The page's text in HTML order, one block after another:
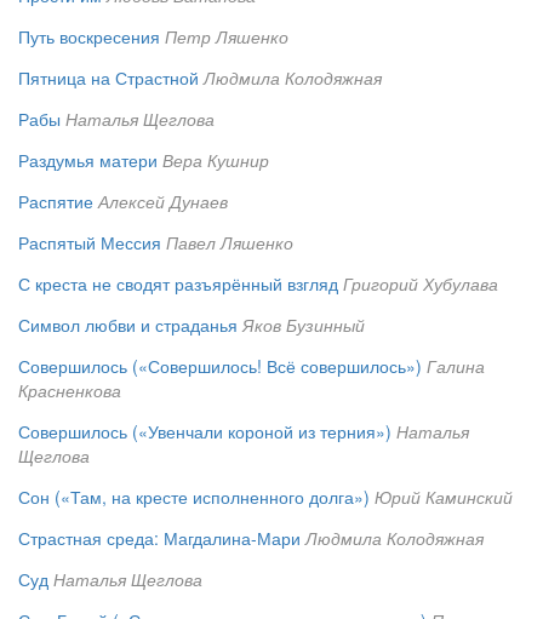
Путь воскресения Петр Ляшенко
Пятница на Страстной Людмила Колодяжная
Рабы Наталья Щеглова
Раздумья матери Вера Кушнир
Распятие Алексей Дунаев
Распятый Мессия Павел Ляшенко
С креста не сводят разъярённый взгляд Григорий Хубулава
Символ любви и страданья Яков Бузинный
Совершилось («Совершилось! Всё совершилось») Галина
Красненкова
Совершилось («Увенчали короной из терния») Наталья
Щеглова
Сон («Там, на кресте исполненного долга») Юрий Каминский
Страстная среда: Магдалина-Мари Людмила Колодяжная
Суд Наталья Щеглова